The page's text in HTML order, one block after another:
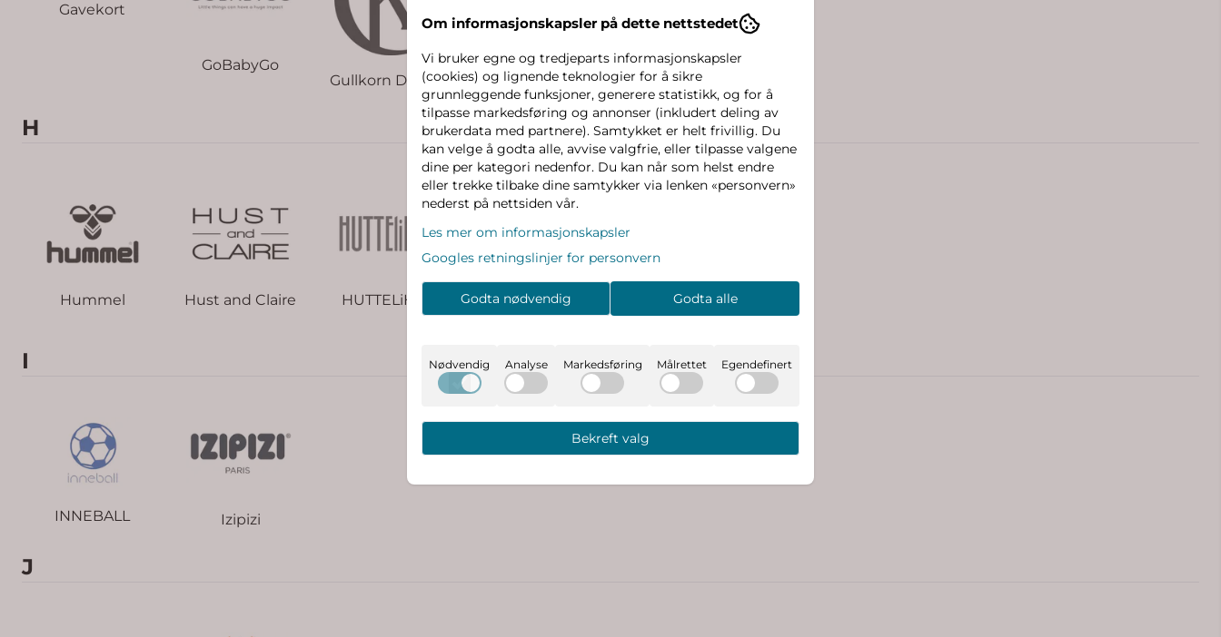
Gavekort
GoBabyGo
Gullkorn Design
H
Hummel Hust and Claire
HUTTELiHUT
Huxbaby
I
INNEBALL Izipizi
J
Om informasjonskapsler på dette nettstedet
Vi bruker egne og tredjeparts informasjonskapsler
(cookies) og lignende teknologier for å sikre
grunnleggende funksjoner, generere statistikk, og for å
tilpasse markedsføring og annonser (inkludert deling av
brukerdata med partnere). Samtykket er helt frivillig. Du
kan velge å godta alle, avvise valgfrie, eller tilpasse valgene
dine per kategori nedenfor. Du kan når som helst endre
eller trekke tilbake dine samtykker via lenken «personvern»
nederst på nettsiden vår.
Les mer om informasjonskapsler
Googles retningslinjer for personvern
Godta nødvendig Godta alle
Nødvendig Analyse Markedsføring Målrettet Egendefinert
Bekreft valg